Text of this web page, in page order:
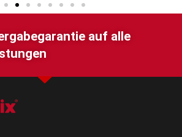
auf alle